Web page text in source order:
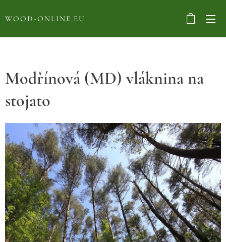
WOOD-ONLINE.EU
Modřínová (MD) vláknina na
stojato